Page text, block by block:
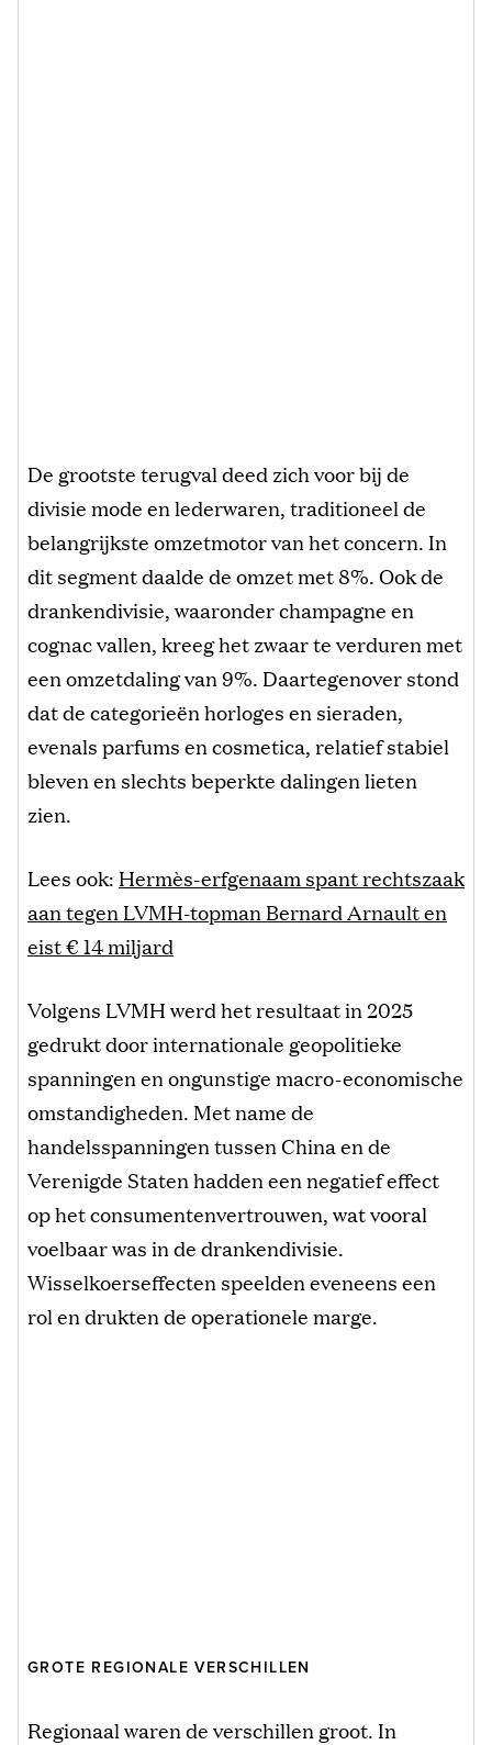
De grootste terugval deed zich voor bij de
divisie mode en lederwaren, traditioneel de
belangrijkste omzetmotor van het concern. In
dit segment daalde de omzet met 8%. Ook de
drankendivisie, waaronder champagne en
cognac vallen, kreeg het zwaar te verduren met
een omzetdaling van 9%. Daartegenover stond
dat de categorieën horloges en sieraden,
evenals parfums en cosmetica, relatief stabiel
bleven en slechts beperkte dalingen lieten
zien.
Lees ook: Hermès-erfgenaam spant rechtszaak
aan tegen LVMH-topman Bernard Arnault en
eist € 14 miljard
Volgens LVMH werd het resultaat in 2025
gedrukt door internationale geopolitieke
spanningen en ongunstige macro-economische
omstandigheden. Met name de
handelsspanningen tussen China en de
Verenigde Staten hadden een negatief effect
op het consumentenvertrouwen, wat vooral
voelbaar was in de drankendivisie.
Wisselkoerseffecten speelden eveneens een
rol en drukten de operationele marge.
GROTE REGIONALE VERSCHILLEN
Regionaal waren de verschillen groot. In